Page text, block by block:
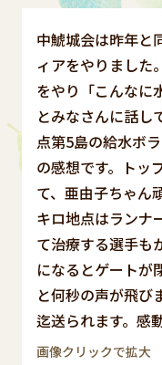
中鯱城会は昨年と
ィアをやりました
をやり「こんなに
とみなさんに話し
点第5島の給水ボ
の感想です。トッ
て、亜由子ちゃん
キロ地点はランナ
て治療する選手も
になるとゲートが
と何秒の声が飛び
迄送られます。感
画像クリックで拡大